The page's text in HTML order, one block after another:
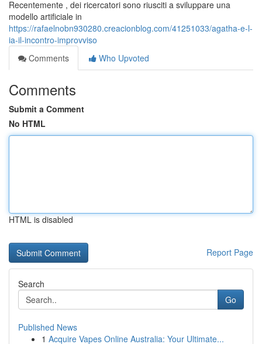
Recentemente , dei ricercatori sono riusciti a sviluppare una
modello artificiale in
https://rafaelnobn930280.creacionblog.com/41251033/agatha-e-l-
ia-il-incontro-improvviso
Comments
Who Upvoted
Comments
Submit a Comment
No HTML
HTML is disabled
Report Page
Search
Go
Published News
1 Acquire Vapes Online Australia: Your Ultimate...